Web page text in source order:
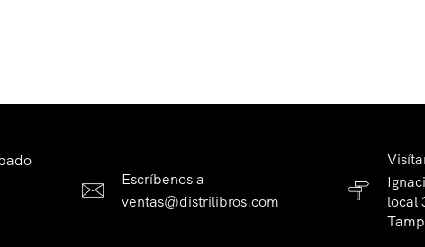
Escríbenos a
ventas@distrilibros.com
local